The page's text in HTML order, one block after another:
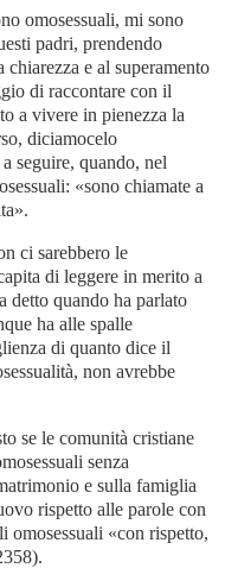
omosessuali, mi sono
padri, prendendo
e al superamento
di raccontare con il
a vivere in pienezza la
diciamocelo
seguire, quando, nel
«sono chiamate a
ci sarebbero le
di leggere in merito a
detto quando ha parlato
ha alle spalle
di quanto dice il
non avrebbe
se le comunità cristiane
senza
e sulla famiglia
rispetto alle parole con
omosessuali «con rispetto,